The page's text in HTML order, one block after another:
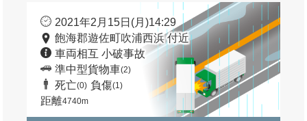
2021年2月15日(月)14:29
飽海郡遊佐町吹浦西浜 付近
車両相互 小破事故
準中型貨物車(2)
死亡(0) 負傷(1)
距離4740m